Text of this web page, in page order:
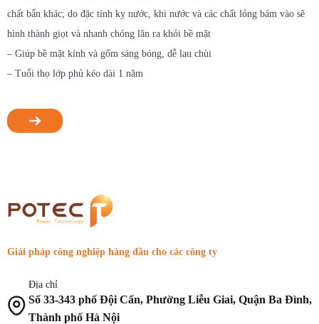
chất bẩn khác; do đặc tính kỵ nước, khi nước và các chất lỏng bám vào sẽ
hình thành giọt và nhanh chóng lăn ra khỏi bề mặt
– Giúp bề mặt kính và gốm sáng bóng, dễ lau chùi
– Tuổi thọ lớp phủ kéo dài 1 năm
Giải pháp công nghiệp hàng đầu cho các công ty
Địa chỉ
Số 33-343 phố Đội Cấn, Phường Liễu Giai, Quận Ba Đình,
Thành phố Hà Nội